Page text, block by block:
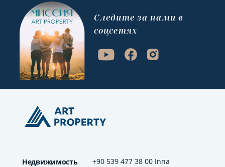
+90 539 477 38 00 Inna
Недвижимость
Cледите за нами в
соцсетях